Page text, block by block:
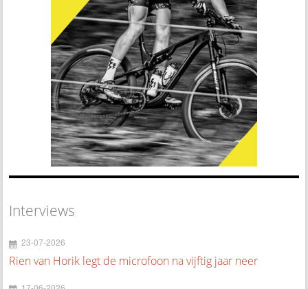
Interviews
23-07-2026
Rien van Horik legt de microfoon na vijftig jaar neer